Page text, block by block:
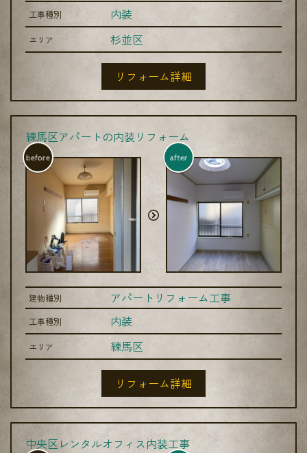
工事種別 内装
エリア 杉並区
リフォーム詳細
練馬区アパートの内装リフォーム
before after
建物種別 アパートリフォーム工事
工事種別 内装
エリア 練馬区
リフォーム詳細
中央区レンタルオフィス内装工事